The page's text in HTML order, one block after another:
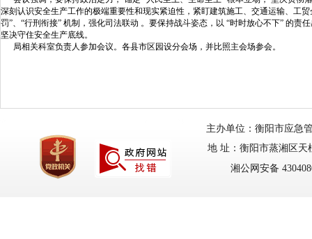
深刻认识安全生产工作的极端重要性和现实紧迫性，紧盯建筑施工、交通运输、工
罚”、“行刑衔接” 机制，强化司法联动 。要保持战斗姿态，以 “时时放心不下” 的
坚决守住安全生产底线。
局相关科室负责人参加会议。各县市区园设分会场，并比照主会场参会。
主办单位：衡阳市应急
地 址：衡阳市蒸湘区天
湘公网安备